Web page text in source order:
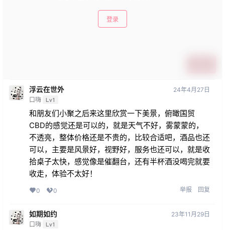
登录
浮云在世外
口嗨 Lv1
24年4月27日
和朋友们小聚之后来这里欣赏一下美景，俯瞰国贸
CBD的感觉还是可以的，就是天气不好，雾蒙蒙的，
不透亮，整体价格还是不贵的，比较合适吧，酒品也还
可以，主要是风景好，视野好，服务也还可以，就是收
拾桌子太快，感觉像是催翻台，还有半杯酒没喝完就要
收走，体验不太好！
0 0 举报 回复
如期如约
口嗨 Lv1
23年11月29日